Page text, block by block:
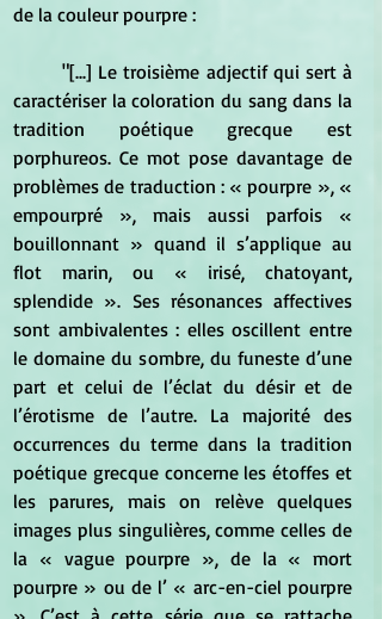
de la couleur pourpre :
	"[...] Le troisième adjectif qui sert à
caractériser la coloration du sang dans la
tradition poétique grecque est
porphureos. Ce mot pose davantage de
problèmes de traduction : « pourpre », «
empourpré », mais aussi parfois «
bouillonnant » quand il s’applique au
flot marin, ou « irisé, chatoyant,
splendide ». Ses résonances affectives
sont ambivalentes : elles oscillent entre
le domaine du sombre, du funeste d’une
part et celui de l’éclat du désir et de
l’érotisme de l’autre. La majorité des
occurrences du terme dans la tradition
poétique grecque concerne les étoffes et
les parures, mais on relève quelques
images plus singulières, comme celles de
la « vague pourpre », de la « mort
pourpre » ou de l’ « arc-en-ciel pourpre